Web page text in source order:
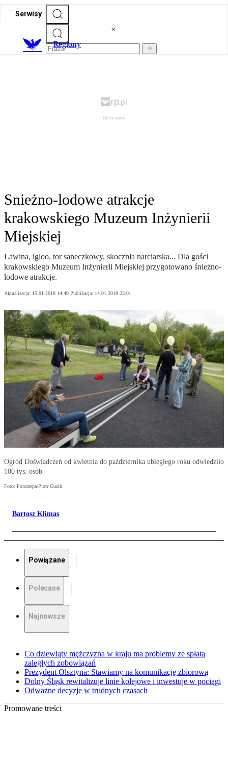
Serwisy
Regiony
Snieżno-lodowe atrakcje
krakowskiego Muzeum Inżynierii
Miejskiej
Lawina, igloo, tor saneczkowy, skocznia narciarska... Dla gości
krakowskiego Muzeum Inżynierii Miejskiej przygotowano śnieżno-
lodowe atrakcje.
Aktualizacja: 15.01.2018 14:49 Publikacja: 14.01.2018 23:01
Ogród Doświadczeń od kwietnia do października ubiegłego roku odwiedziło
100 tys. osób
Foto: Fotorzepa/Piotr Guzik
Bartosz Klimas
Powiązane
Polecane
Najnowsze
Co dziewiąty mężczyzna w kraju ma problemy ze spłatą
zaległych zobowiązań
Prezydent Olsztyna: Stawiamy na komunikację zbiorową
Dolny Śląsk rewitalizuje linie kolejowe i inwestuje w pociągi
Odważne decyzje w trudnych czasach
Promowane treści